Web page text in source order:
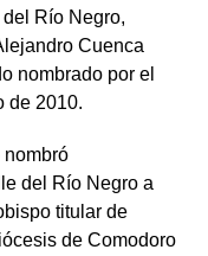
Río Negro,
Cuenca
nombrado por el
de 2010.
del Río Negro a
titular de
de Comodoro